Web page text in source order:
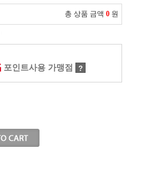
총 상품 금액 0 원
포인트사용 가맹점 ?